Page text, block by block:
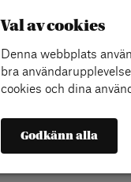
Val av cookies
Denna webbplats
bra
cookies och dina
Godkänn alla